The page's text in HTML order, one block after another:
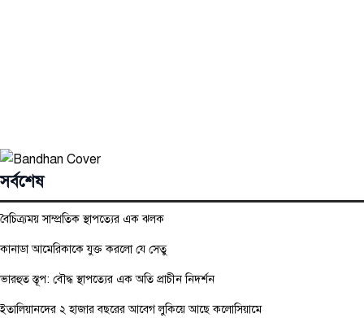
সর্বশেষ
বৈচিত্র্যময় সাম্প্রতিক স্থাপত্যের এক ঝলক
কানাডা আমেরিকাকে যুক্ত করলো যে সেতু
ভারহুত স্তূপ: বৌদ্ধ স্থাপত্যের এক অতি প্রাচীন নিদর্শন
ইতালিয়ানদের ২ হাজার বছরের আবেগ লুকিয়ে আছে কলোসিয়ামে